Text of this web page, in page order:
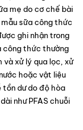
mẹ do cơ chế bài
sữa công thức
ghi nhận trong
công thức thường
và xử lý qua lọc, xử
hoặc vật liệu
tồn dư do độ hòa
như PFAS chuỗi